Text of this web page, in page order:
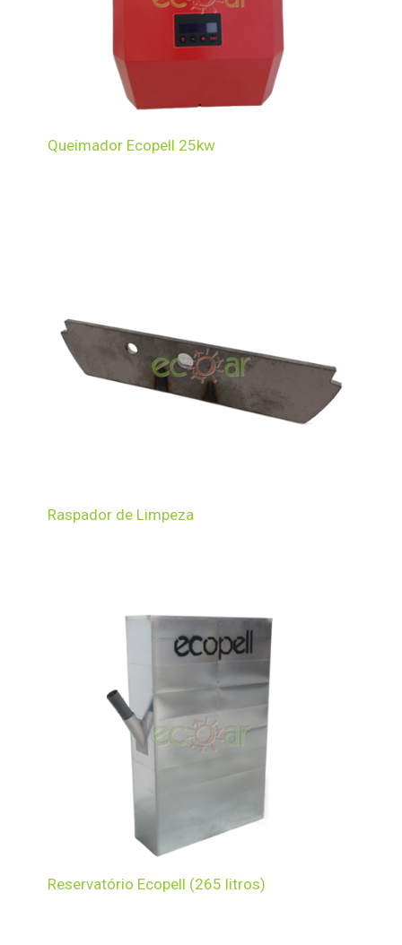
Queimador Ecopell 25kw
Raspador de Limpeza
Reservatório Ecopell (265 litros)